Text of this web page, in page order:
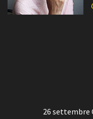
26 settembre